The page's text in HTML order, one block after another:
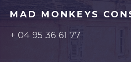
MAD MONKEYS
+ 04 95 36 61 77